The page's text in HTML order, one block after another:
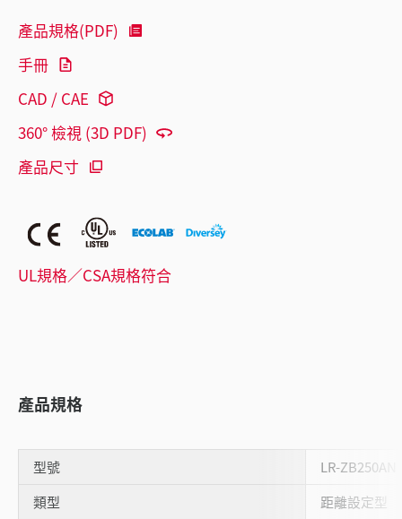
產品規格(PDF)
手冊
CAD / CAE
360° 檢視 (3D PDF)
產品尺寸
UL規格／CSA規格符合
產品規格
型號
LR-ZB250AN
類型
距離設定型